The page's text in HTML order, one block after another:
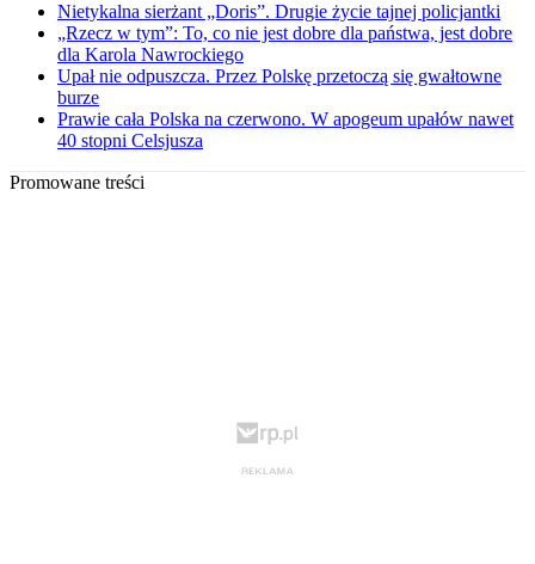
Nietykalna sierżant „Doris”. Drugie życie tajnej policjantki
„Rzecz w tym”: To, co nie jest dobre dla państwa, jest dobre
dla Karola Nawrockiego
Upał nie odpuszcza. Przez Polskę przetoczą się gwałtowne
burze
Prawie cała Polska na czerwono. W apogeum upałów nawet
40 stopni Celsjusza
Promowane treści